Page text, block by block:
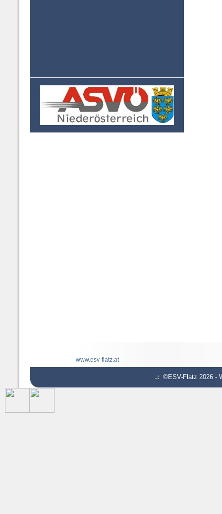
www.esv-flatz.at
.: ©ESV-Flatz 2026 -